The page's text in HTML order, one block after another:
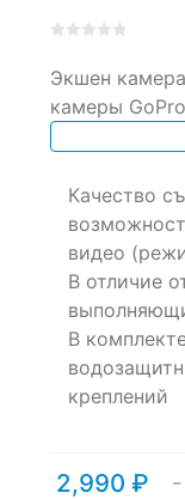
out
based
ratings
Экшен
камеры
Качество
видео
В отличие
В
креплений
2,990 ₽ –
Диапазон